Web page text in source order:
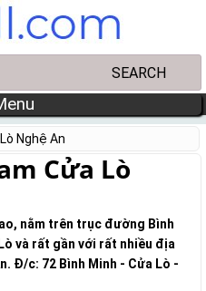
Nghệ An
Cửa Lò
nằm trên trục đường Bình
và rất gần với rất nhiều địa
Đ/c: 72 Bình Minh - Cửa Lò -